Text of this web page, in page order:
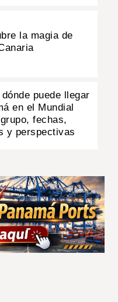
la magia de
puede llegar
en el Mundial
fechas,
y perspectivas